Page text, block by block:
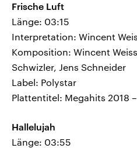
Frische Luft
Länge: 03:15
Interpretation: Wincent
Komposition: Wincent
Schwizler, Jens Schneider
Label: Polystar
Plattentitel: Megahits 2018
Hallelujah
Länge: 03:55